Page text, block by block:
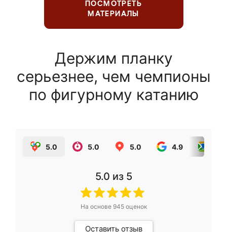
ПОСМОТРЕТЬ
МАТЕРИАЛЫ
Держим планку
серьезнее, чем чемпионы
по фигурному катанию
5.0 5.0 5.0 4.9
5.0 из 5
На основе 945оценок
Оставить отзыв